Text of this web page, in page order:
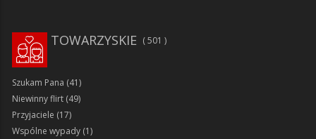
TOWARZYSKIE 501
Szukam Pana (41)
Niewinny flirt (49)
Przyjaciele (17)
Wspólne wypady (1)